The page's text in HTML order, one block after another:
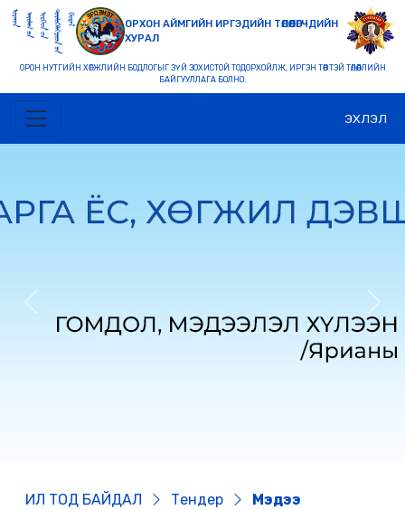
ОРХОН АЙМГИЙН ИРГЭДИЙН ТӨЛӨӨЛӨГЧДИЙН
ХУРАЛ
ОРОН НУТГИЙН ХӨГЖЛИЙН БОДЛОГЫГ ЗҮЙ ЗОХИСТОЙ ТОДОРХОЙЛЖ, ИРГЭН ТӨВТЭЙ ТӨЛӨӨЛЛИЙН
БАЙГУУЛЛАГА БОЛНО.
ЭХЛЭЛ
Previous Next
ИЛ ТОД БАЙДАЛ Тендер Мэдээ